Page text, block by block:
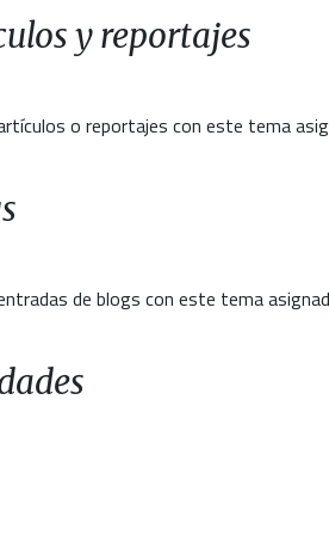
y reportajes
o reportajes con este tema
de blogs con este tema